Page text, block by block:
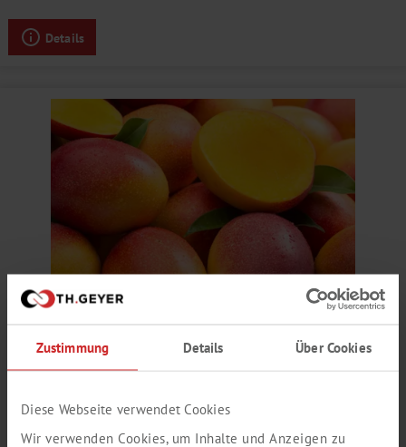
Zustimmung Details Über Cookies
Diese Webseite verwendet Cookies
Wir verwenden Cookies, um Inhalte und Anzeigen zu
Details
MANGO AROMA
Produktnummer: